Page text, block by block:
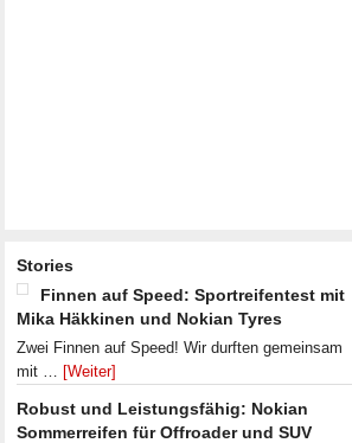
Stories
Finnen auf Speed: Sportreifentest mit
Mika Häkkinen und Nokian Tyres
Zwei Finnen auf Speed! Wir durften gemeinsam
mit … [Weiter]
Robust und Leistungsfähig: Nokian
Sommerreifen für Offroader und SUV